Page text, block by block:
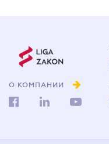
О КОМПАНИИ